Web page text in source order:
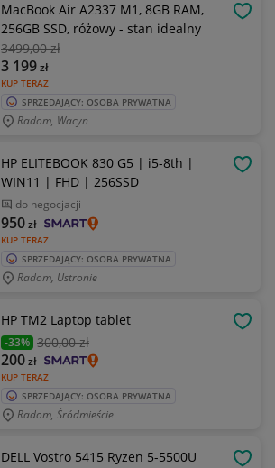
MacBook Air A2337 M1, 8GB RAM,
256GB SSD, różowy - stan idealny
3499,00 zł
KUP TERAZ
3 199zł
SPRZEDAJĄCY: OSOBA PRYWATNA
Radom, Wacyn
HP ELITEBOOK 830 G5 | i5-8th |
WIN11 | FHD | 256SSD
do negocjacji
KUP TERAZ
950zł
SPRZEDAJĄCY: OSOBA PRYWATNA
Radom, Ustronie
HP TM2 Laptop tablet
-33% 300,00 zł
KUP TERAZ
200zł
SPRZEDAJĄCY: OSOBA PRYWATNA
Radom, Śródmieście
DELL Vostro 5415 Ryzen 5-5500U